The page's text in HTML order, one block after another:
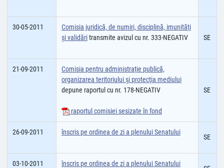
30-05-2011
Comisia juridică, de numiri, disciplină, imunităţi
şi validăritransmite avizul cu nr. 333-NEGATIV SE
21-09-2011
Comisia pentru administraţie publică,
organizarea teritoriului şi protecţia mediului
depune raportul cu nr. 178-NEGATIV
raportul comisiei sesizate în fond
SE
26-09-2011 înscris pe ordinea de zi a plenului Senatului
SE
03-10-2011 înscris pe ordinea de zi a plenului Senatului